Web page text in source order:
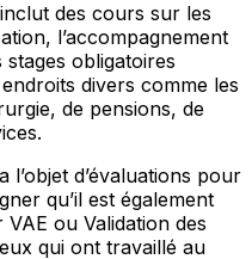
des cours sur les
l’accompagnement
obligatoires
divers comme les
de pensions, de
d’évaluations pour
qu’il est également
ou Validation des
qui ont travaillé au